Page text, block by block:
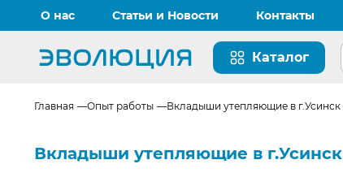
О нас Статьи и Новости Контакты
Перейти на главную страницу
Каталог
Главная Опыт работы Вкладыши утепляющие в г.Усинск
Вкладыши утепляющие в г.Усинск